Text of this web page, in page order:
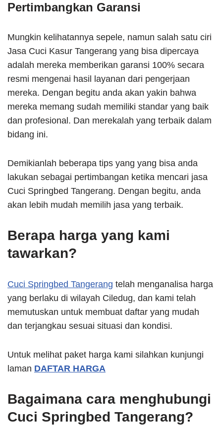
Pertimbangkan Garansi
Mungkin kelihatannya sepele, namun salah satu ciri
Jasa Cuci Kasur Tangerang yang bisa dipercaya
adalah mereka memberikan garansi 100% secara
resmi mengenai hasil layanan dari pengerjaan
mereka. Dengan begitu anda akan yakin bahwa
mereka memang sudah memiliki standar yang baik
dan profesional. Dan merekalah yang terbaik dalam
bidang ini.
Demikianlah beberapa tips yang yang bisa anda
lakukan sebagai pertimbangan ketika mencari jasa
Cuci Springbed Tangerang. Dengan begitu, anda
akan lebih mudah memilih jasa yang terbaik.
Berapa harga yang kami
tawarkan?
Cuci Springbed Tangerang telah menganalisa harga
yang berlaku di wilayah Ciledug, dan kami telah
memutuskan untuk membuat daftar yang mudah
dan terjangkau sesuai situasi dan kondisi.
Untuk melihat paket harga kami silahkan kunjungi
laman DAFTAR HARGA
Bagaimana cara menghubungi
Cuci Springbed Tangerang?